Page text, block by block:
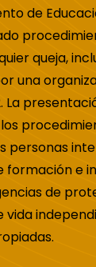
de
queja,
una
La
personas
formación e
de
vida